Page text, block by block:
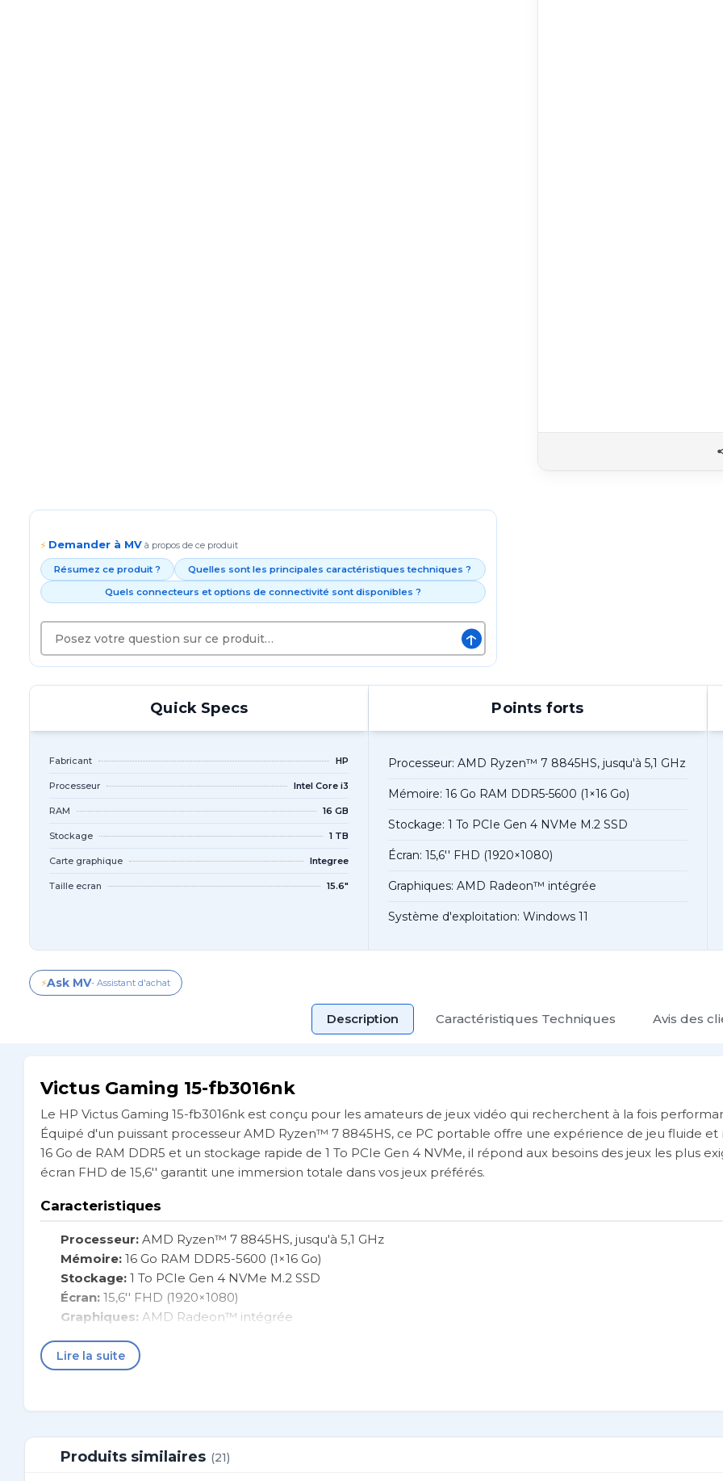
⚡ Demander à MV à propos de ce produit
Résumez ce produit ?
Quelles sont les principales caractéristiques techniques ?
Quels connecteurs et options de connectivité sont disponibles ?
↑
Quick Specs
Fabricant HP
Processeur Intel Core i3
RAM 16 GB
Stockage 1 TB
Carte graphique Integree
Taille ecran 15.6"
Points forts
Processeur: AMD Ryzen™ 7 8845HS, jusqu'à 5,1 GHz
Mémoire: 16 Go RAM DDR5-5600 (1×16 Go)
Stockage: 1 To PCIe Gen 4 NVMe M.2 SSD
Écran: 15,6'' FHD (1920×1080)
Graphiques: AMD Radeon™ intégrée
Système d'exploitation: Windows 11
⚡Ask MV- Assistant d'achat
Description Caractéristiques Techniques Avis des
Victus Gaming 15-fb3016nk
Le HP Victus Gaming 15-fb3016nk est conçu pour les amateurs de jeux vidéo qui recherchent à la fois
Équipé d'un puissant processeur AMD Ryzen™ 7 8845HS, ce PC portable offre une expérience de jeu fluide et
16 Go de RAM DDR5 et un stockage rapide de 1 To PCIe Gen 4 NVMe, il répond aux besoins des jeux les plus
écran FHD de 15,6'' garantit une immersion totale dans vos jeux préférés.
Caracteristiques
Processeur: AMD Ryzen™ 7 8845HS, jusqu'à 5,1 GHz
Mémoire: 16 Go RAM DDR5-5600 (1×16 Go)
Stockage: 1 To PCIe Gen 4 NVMe M.2 SSD
Écran: 15,6'' FHD (1920×1080)
Graphiques: AMD Radeon™ intégrée
Connectivité:
Batterie:Longue durée
Fiche Technique
Fabricant
Lire la suite
Produits similaires (21)